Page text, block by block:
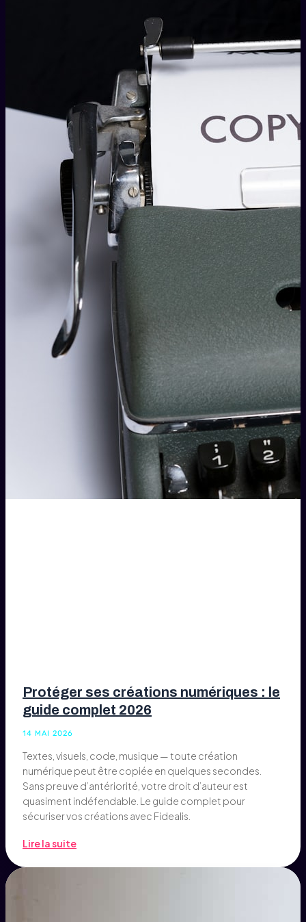
Protéger ses créations numériques : le
guide complet 2026
14 MAI 2026
Textes, visuels, code, musique — toute création
numérique peut être copiée en quelques secondes.
Sans preuve d’antériorité, votre droit d’auteur est
quasiment indéfendable. Le guide complet pour
sécuriser vos créations avec Fidealis.
Lire la suite